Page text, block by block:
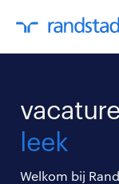
leek
Welkom bij